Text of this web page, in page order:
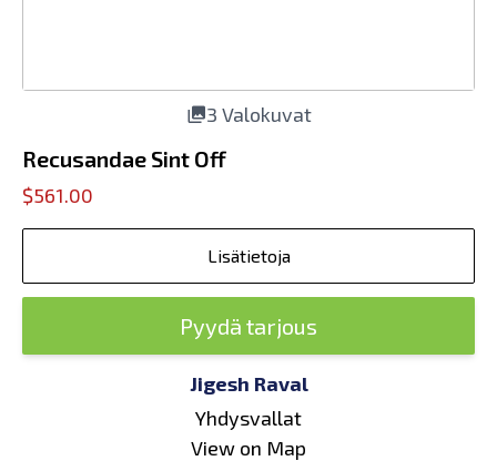
3 Valokuvat
Recusandae Sint Off
$561.00
Lisätietoja
Pyydä tarjous
Jigesh Raval
Yhdysvallat
View on Map